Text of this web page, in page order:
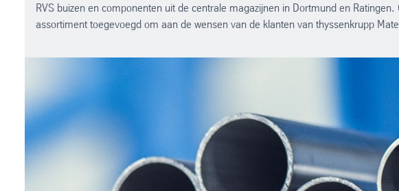
RVS buizen en componenten uit de centrale magazijnen in Dortmund en
assortiment toegevoegd om aan de wensen van de klanten van thyssenkrupp